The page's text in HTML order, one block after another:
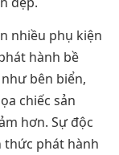
nhiều phụ kiện
hành bề
bên biển,
chiếc sản
hơn. Sự độc
thức phát hành